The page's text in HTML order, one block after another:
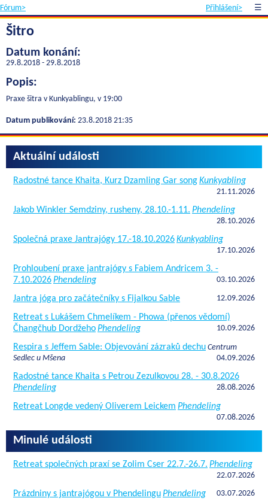
Fórum> Přihlášení> ☰
Šitro
Datum konání:
29.8.2018 - 29.8.2018
Popis:
Praxe šitra v Kunkyablingu, v 19:00
Datum publikování: 23.8.2018 21:35
Aktuální události
Radostné tance Khaita, Kurz Dzamling Gar songKunkyabling
21.11.2026
Jakob Winkler Semdziny, rusheny, 28.10.-1.11. Phendeling
28.10.2026
Společná praxe Jantrajógy 17.-18.10.2026Kunkyabling
17.10.2026
Prohloubení praxe jantrajógy s Fabiem Andricem 3. -
7.10.2026Phendeling 03.10.2026
Jantra jóga pro začátečníky s Fijalkou Sable 12.09.2026
Retreat s Lukášem Chmelíkem - Phowa (přenos vědomí)
Čhangčhub DordžehoPhendeling 10.09.2026
Respira s Jeffem Sable: Objevování zázraků dechu Centrum
Sedlec u Mšena
04.09.2026
Radostné tance Khaita s Petrou Zezulkovou 28. - 30.8.2026
Phendeling
28.08.2026
Retreat Longde vedený Oliverem Leickem Phendeling
07.08.2026
Minulé události
Retreat společných praxí se Zolim Cser 22.7.-26.7. Phendeling
22.07.2026
Prázdniny s jantrajógou v PhendelinguPhendeling 03.07.2026